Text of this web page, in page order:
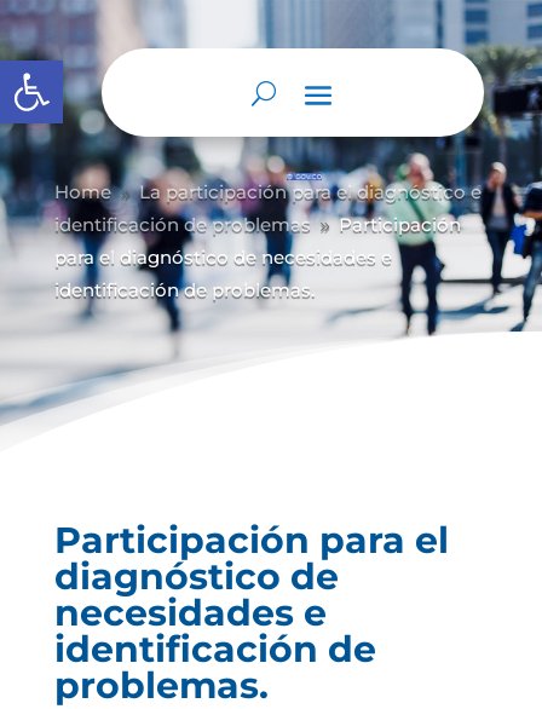
Abrir barra de herramientas
Home 9 La participación para el diagnóstico e
identificación de problemas 9 Participación
para el diagnóstico de necesidades e
identificación de problemas.
Participación para el
diagnóstico de
necesidades e
identificación de
problemas.